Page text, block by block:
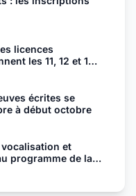
licences
les 11, 12 et 13
écrites se
à début octobre
vocalisation et
programme de la